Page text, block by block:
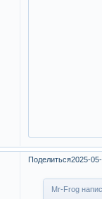
Поделиться2025-
Mr-Frog